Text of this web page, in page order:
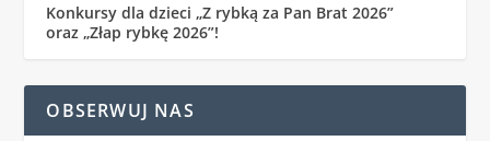
Konkursy dla dzieci „Z rybką za Pan Brat 2026”
oraz „Złap rybkę 2026”!
OBSERWUJ NAS